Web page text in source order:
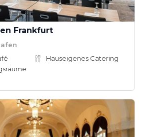
Frankfurt
Hauseigenes Catering